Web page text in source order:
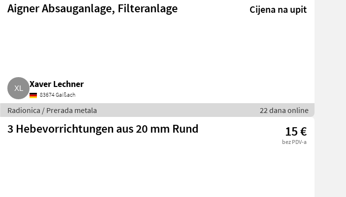
Aigner Absauganlage, Filteranlage Cijena na upit
Xaver Lechner
83674 Gaißach
Radionica / Prerada metala 22 dana online
3 Hebevorrichtungen aus 20 mm Rund 15 €
bez PDV-a